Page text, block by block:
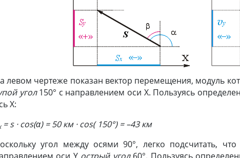
левом чертеже показан вектор перемещения, модуль
угол150° с направлением оси X. Пользуясь
X:
= s · cos(α) = 50 км · cos( 150°) = –43 км
угол между осями 90°, легко подсчитать,